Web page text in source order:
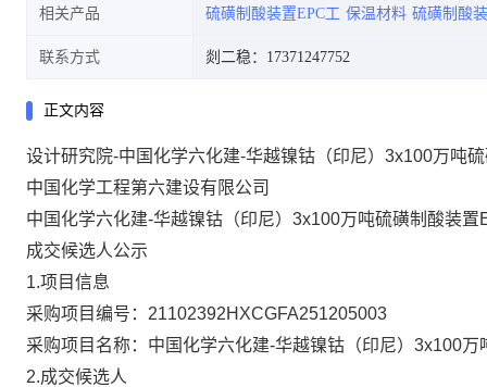
相关产品 硫磺制酸装置EPC工 保温材料 硫磺制酸
联系方式 剡二稳：17371247752
正文内容
设计研究院-中国化学六化建-华越镍钴（印尼）3x100万吨
中国化学工程第六建设有限公司
中国化学六化建-华越镍钴（印尼）3x100万吨硫磺制酸装
成交候选人公示
1.项目信息
采购项目编号：21102392HXCGFA251205003
采购项目名称：中国化学六化建-华越镍钴（印尼）3x100
2.成交候选人